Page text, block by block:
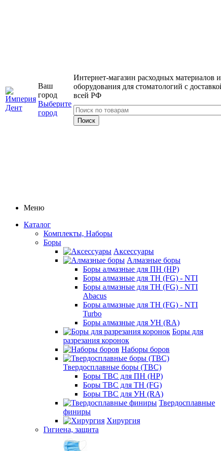
Ваш
город
Выберите
город
Интернет-магазин расходных материалов и
оборудования для стоматологий с
всей РФ
Меню
Каталог
Комплекты, Наборы
Боры
Аксессуары
Алмазные боры
Боры алмазные для ПН (HP)
Боры алмазные для ТН (FG) - NTI
Боры алмазные для ТН (FG) - NTI
Abacus
Боры алмазные для ТН (FG) - NTI
Turbo
Боры алмазные для УН (RA)
Боры для
разрезания коронок
Наборы боров
Твердосплавные боры (ТВС)
Боры ТВС для ПН (HP)
Боры ТВС для ТН (FG)
Боры ТВС для УН (RA)
Твердосплавные
финиры
Хирургия
Гигиена, защита